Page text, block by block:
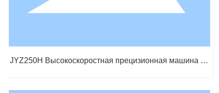
JYZ250H Высокоскоростная прецизионная машина пр